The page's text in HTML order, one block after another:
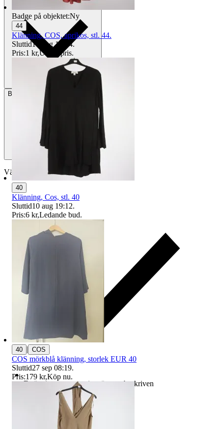
Betalning Via Tradera
Välj till köparskydd
Ersättning om varan inte är som beskriven
Badge på objektet:Ny
44
Klänning, COS, aprikos, stl. 44.
Sluttid16 aug 18:04.
Pris:1 kr,Utropspris.
40
Klänning, Cos, stl. 40
Sluttid10 aug 19:12.
Pris:6 kr,Ledande bud.
40 | COS
COS mörkblå klänning, storlek EUR 40
Sluttid27 sep 08:19.
Pris:179 kr,Köp nu.